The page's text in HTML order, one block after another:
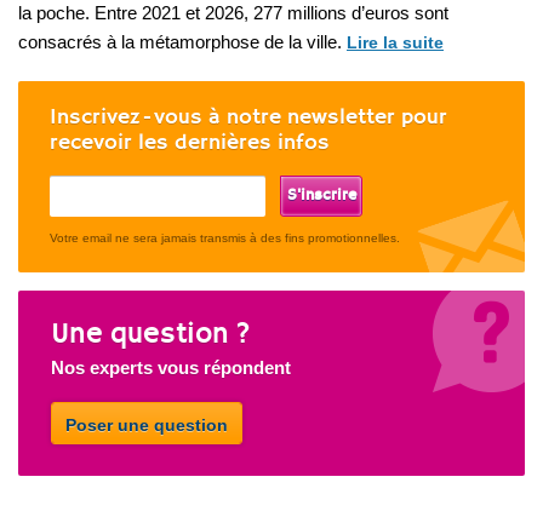
la poche. Entre 2021 et 2026, 277 millions d’euros sont
consacrés à la métamorphose de la ville. Lire la suite
Inscrivez-vous à notre newsletter pour
recevoir les dernières infos
you
are
this
field
Votre email ne sera jamais transmis à des fins promotionnelles.
Une question ?
Nos experts vous répondent
Poser une question